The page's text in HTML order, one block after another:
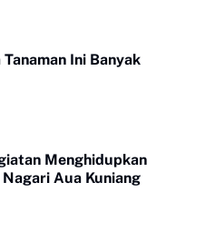
Ini Banyak
Menghidupkan
Aua Kuniang